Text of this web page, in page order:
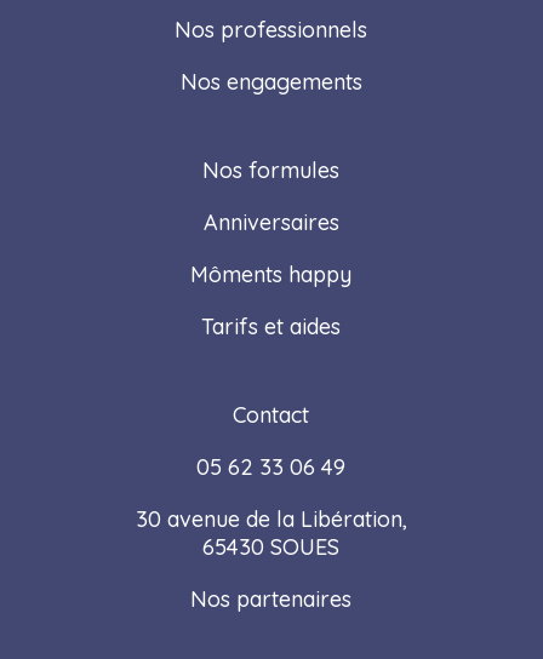
Nos professionnels
Nos engagements
Nos formules
Anniversaires
Môments happy
Tarifs et aides
Contact
05 62 33 06 49
30 avenue de la Libération,
65430 SOUES
Nos partenaires